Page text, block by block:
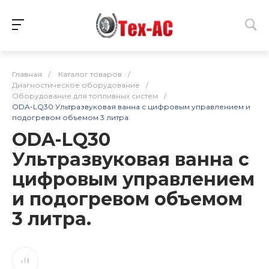
Главная / Каталог товаров
/
Диагностическое оборудование
/
Оборудование для топливных систем
/
ODA-LQ30 Ультразвуковая ванна с цифровым управлением и
подогревом объемом 3 литра.
ODA-LQ30
Ультразвуковая ванна с
цифровым управлением
и подогревом объемом
3 литра.